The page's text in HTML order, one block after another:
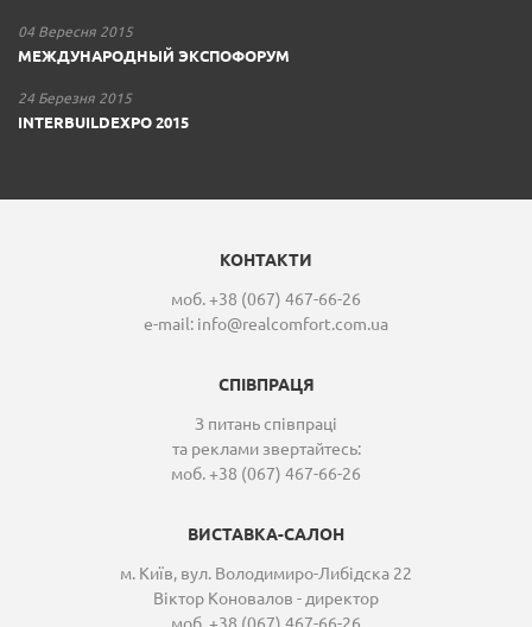
04 Вересня 2015
МЕЖДУНАРОДНЫЙ ЭКСПОФОРУМ
24 Березня 2015
INTERBUILDEXPO 2015
КОНТАКТИ
моб. +38 (067) 467-66-26
e-mail: info@realcomfort.com.ua
СПІВПРАЦЯ
З питань співпраці
та реклами звертайтесь:
моб. +38 (067) 467-66-26
ВИСТАВКА-САЛОН
м. Київ, вул. Володимиро-Либідска 22
Віктор Коновалов - директор
моб. +38 (067) 467-66-26